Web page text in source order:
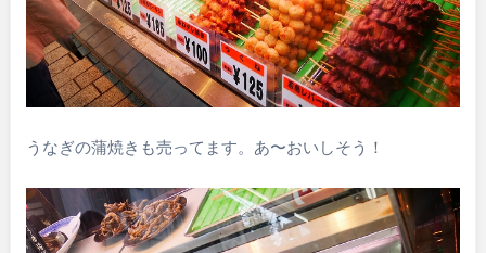
うなぎの蒲焼きも売ってます。あ〜おいしそう！